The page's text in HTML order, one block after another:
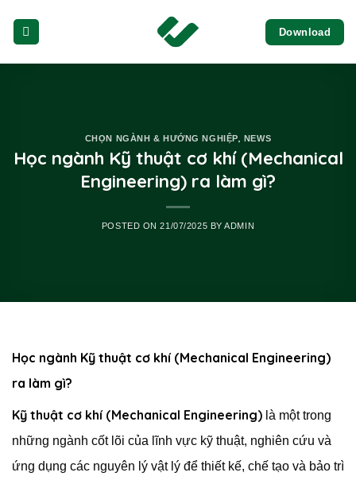
content
Download
CHỌN NGÀNH & HƯỚNG NGHIỆP NEWS
Học ngành Kỹ thuật cơ khí (Mechanical
Engineering) ra làm gì?
POSTED ON21/07/2025 BYADMIN
Học ngành Kỹ thuật cơ khí (Mechanical Engineering)
ra làm gì?
Kỹ thuật cơ khí (Mechanical Engineering) là một trong
những ngành cốt lõi của lĩnh vực kỹ thuật, nghiên cứu và
ứng dụng các nguyên lý vật lý để thiết kế, chế tạo và bảo trì